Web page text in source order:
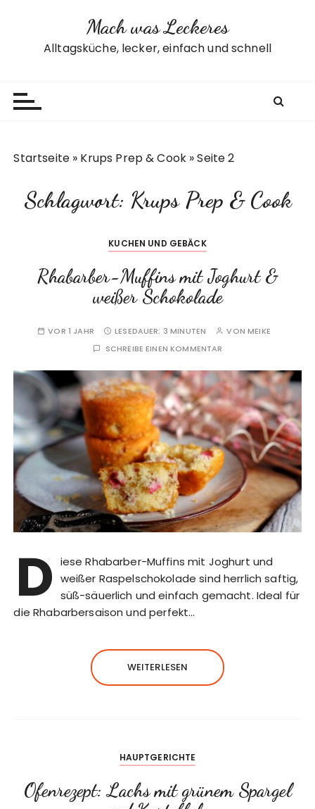
Mach was Leckeres
Alltagsküche, lecker, einfach und schnell
Startseite » Krups Prep & Cook »Seite 2
Schlagwort: Krups Prep & Cook
KUCHEN UND GEBÄCK
Rhabarber-Muffins mit Joghurt &
weißer Schokolade
VOR 1 JAHR LESEDAUER: 3 MINUTEN VONMEIKE
SCHREIBE EINEN KOMMENTAR
D iese Rhabarber-Muffins mit Joghurt und
weißer Raspelschokolade sind herrlich saftig,
süß-säuerlich und einfach gemacht. Ideal für
die Rhabarbersaison und perfekt…
WEITERLESEN
HAUPTGERICHTE
Ofenrezept: Lachs mit grünem Spargel